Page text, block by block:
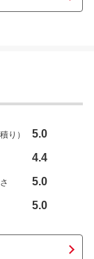
り） 5.0
4.4
5.0
5.0